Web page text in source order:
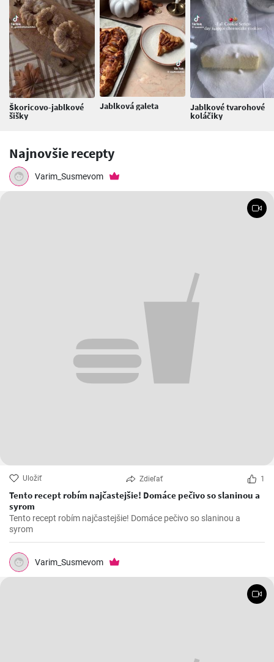
Škoricovo-jablkové
šišky
Jablková galeta Jablkové tvarohové
koláčiky
Najnovšie recepty
Varim_Susmevom
Uložiť Zdieľať 1
Tento recept robím najčastejšie! Domáce pečivo so slaninou a
syrom
Tento recept robím najčastejšie! Domáce pečivo so slaninou a
syrom
Varim_Susmevom